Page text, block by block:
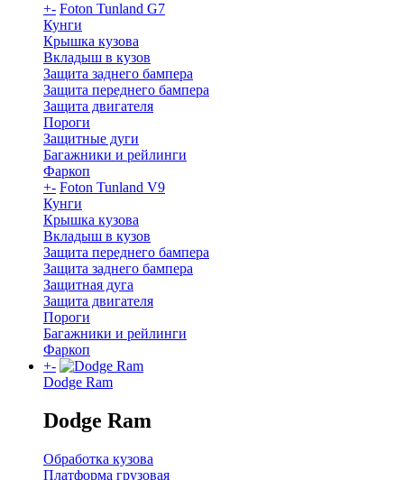
+- Foton Tunland G7
Кунги
Крышка кузова
Вкладыш в кузов
Защита заднего бампера
Защита переднего бампера
Защита двигателя
Пороги
Защитные дуги
Багажники и рейлинги
Фаркоп
+- Foton Tunland V9
Кунги
Крышка кузова
Вкладыш в кузов
Защита переднего бампера
Защита заднего бампера
Защитная дуга
Защита двигателя
Пороги
Багажники и рейлинги
Фаркоп
+-
Dodge Ram
Dodge Ram
Обработка кузова
Платформа грузовая